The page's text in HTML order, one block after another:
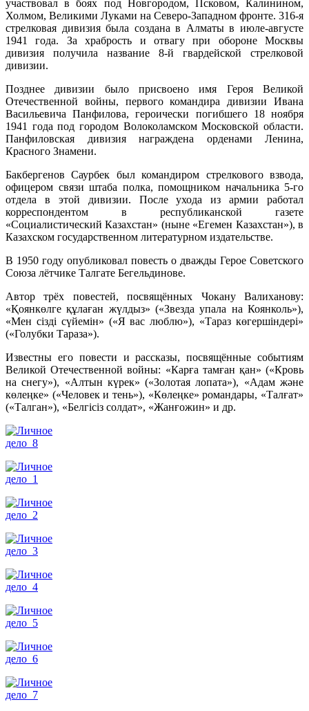
участвовал в боях под Новгородом, Псковом, Калинином,
Холмом, Великими Луками на Северо-Западном фронте. 316-я
стрелковая дивизия была создана в Алматы в июле-августе
1941 года. За храбрость и отвагу при обороне Москвы
дивизия получила название 8-й гвардейской стрелковой
дивизии.
Позднее дивизии было присвоено имя Героя Великой
Отечественной войны, первого командира дивизии Ивана
Васильевича Панфилова, героически погибшего 18 ноября
1941 года под городом Волоколамском Московской области.
Панфиловская дивизия награждена орденами Ленина,
Красного Знамени.
Бакбергенов Саурбек был командиром стрелкового взвода,
офицером связи штаба полка, помощником начальника 5-го
отдела в этой дивизии. После ухода из армии работал
корреспондентом в республиканской газете
«Социалистический Казахстан» (ныне «Егемен Казахстан»), в
Казахском государственном литературном издательстве.
В 1950 году опубликовал повесть о дважды Герое Советского
Союза лётчике Талгате Бегельдинове.
Автор трёх повестей, посвящённых Чокану Валиханову:
«Қоянкөлге құлаған жүлдыз» («Звезда упала на Коянколь»),
«Мен сізді сүйемін» («Я вас люблю»), «Тараз көгершіндері»
(«Голубки Тараза»).
Известны его повести и рассказы, посвящённые событиям
Великой Отечественной войны: «Карға тамған қан» («Кровь
на снегу»), «Алтын күрек» («Золотая лопата»), «Адам және
көлеңке» («Человек и тень»), «Көлеңке» романдары, «Талғат»
(«Талган»), «Белгісіз солдат», «Жанғожин» и др.